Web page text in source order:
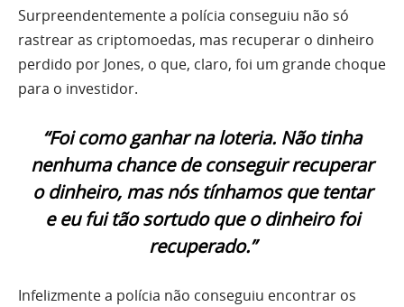
Surpreendentemente a polícia conseguiu não só
rastrear as criptomoedas, mas recuperar o dinheiro
perdido por Jones, o que, claro, foi um grande choque
para o investidor.
“Foi como ganhar na loteria. Não tinha
nenhuma chance de conseguir recuperar
o dinheiro, mas nós tínhamos que tentar
e eu fui tão sortudo que o dinheiro foi
recuperado.”
Infelizmente a polícia não conseguiu encontrar os